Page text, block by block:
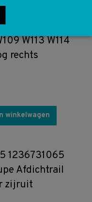
1157200604
W113 W114
rechts
winkelwagen
1236731065
Afdichtrail
zijruit